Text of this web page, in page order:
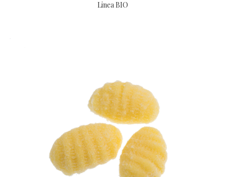
Linea BIO